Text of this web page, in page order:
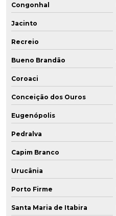
Congonhal
Jacinto
Recreio
Bueno Brandão
Coroaci
Conceição dos Ouros
Eugenópolis
Pedralva
Capim Branco
Urucânia
Porto Firme
Santa Maria de Itabira